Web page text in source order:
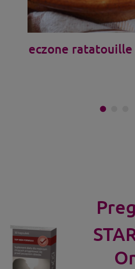
Pieczone